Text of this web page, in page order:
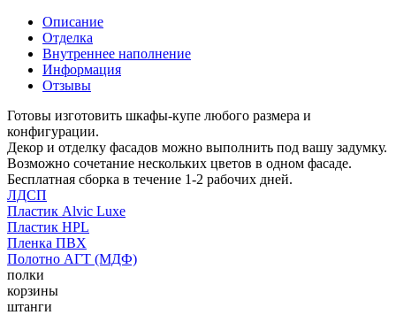
Описание
Отделка
Внутреннее наполнение
Информация
Отзывы
Готовы изготовить шкафы-купе любого размера и
конфигурации.
Декор и отделку фасадов можно выполнить под вашу задумку.
Возможно сочетание нескольких цветов в одном фасаде.
Бесплатная сборка в течение 1-2 рабочих дней.
ЛДСП
Пластик Alvic Luxe
Пластик HPL
Пленка ПВХ
Полотно АГТ (МДФ)
полки
корзины
штанги